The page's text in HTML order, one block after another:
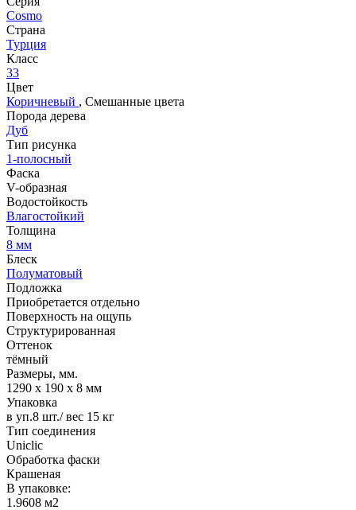
Cosmo
Страна
Турция
Класс
33
Цвет
Коричневый , Смешанные цвета
Порода дерева
Дуб
Тип рисунка
1-полосный
Фаска
V-образная
Водостойкость
Влагостойкий
Толщина
8 мм
Блеск
Полуматовый
Подложка
Приобретается отдельно
Поверхность на ощупь
Структурированная
Оттенок
тёмный
Размеры, мм.
1290 x 190 x 8 мм
Упаковка
в уп.8 шт./ вес 15 кг
Тип соединения
Uniclic
Обработка фаски
Крашеная
В упаковке:
1.9608 м2